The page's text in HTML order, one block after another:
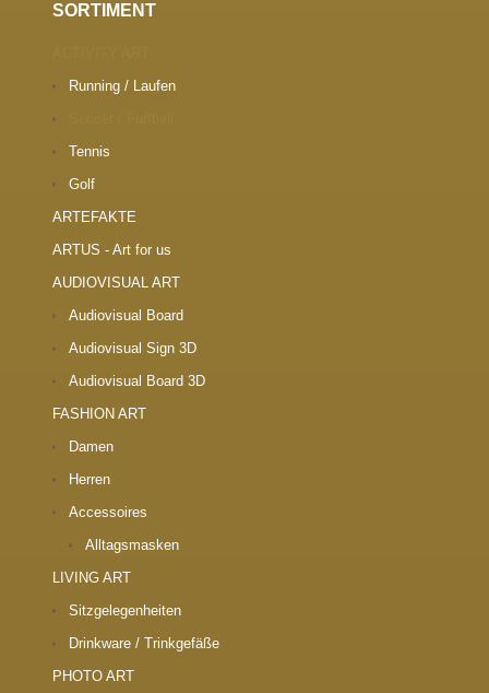
SORTIMENT
Running / Laufen
Tennis
Golf
ARTEFAKTE
ARTUS - Art for us
AUDIOVISUAL ART
Audiovisual Board
Audiovisual Sign 3D
Audiovisual Board 3D
FASHION ART
Damen
Herren
Accessoires
Alltagsmasken
LIVING ART
Sitzgelegenheiten
Drinkware / Trinkgefäße
PHOTO ART